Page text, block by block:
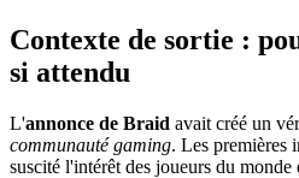
Contexte de sortie :
si attendu
L'annonce de Braid avait créé un
communauté gaming. Les premières
suscité l'intérêt des joueurs du monde